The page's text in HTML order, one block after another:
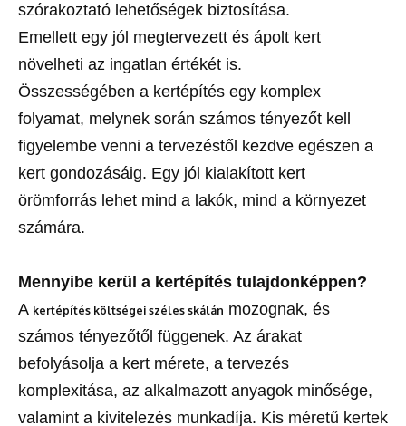
szórakoztató lehetőségek biztosítása.
Emellett egy jól megtervezett és ápolt kert
növelheti az ingatlan értékét is.
Összességében a kertépítés egy komplex
folyamat, melynek során számos tényezőt kell
figyelembe venni a tervezéstől kezdve egészen a
kert gondozásáig. Egy jól kialakított kert
örömforrás lehet mind a lakók, mind a környezet
számára.
Mennyibe kerül a kertépítés tulajdonképpen?
A kertépítés költségei széles skálán mozognak, és
számos tényezőtől függenek. Az árakat
befolyásolja a kert mérete, a tervezés
komplexitása, az alkalmazott anyagok minősége,
valamint a kivitelezés munkadíja. Kis méretű kertek